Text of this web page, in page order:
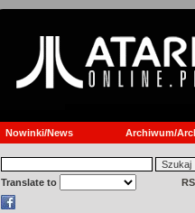
Nowinki/News Archiwum/
Translate to